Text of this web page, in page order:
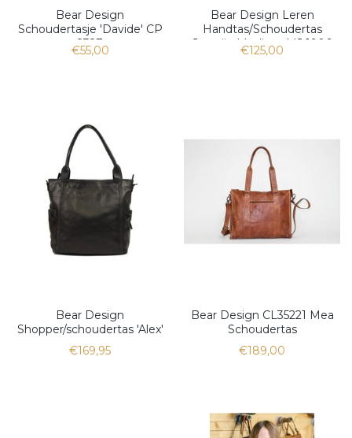
Bear Design
Schoudertasje 'Davide' CP
2327
€55,00
Bear Design Leren
Handtas/Schoudertas
Jasmijn Medium MJ 1906
€125,00
Bear Design
Shopper/schoudertas 'Alex'
€169,95
Bear Design CL35221 Mea
Schoudertas
€189,00